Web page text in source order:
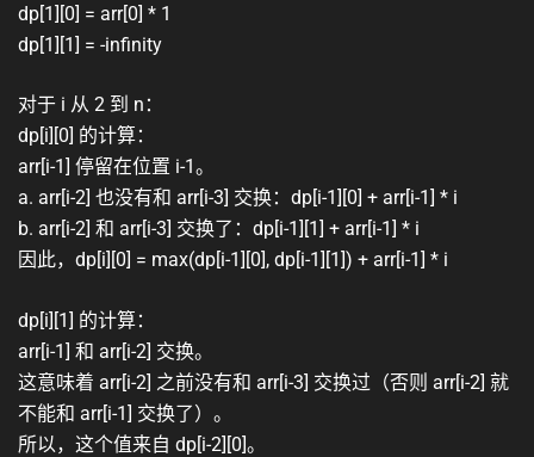
dp[1][0] = arr[0] * 1
dp[1][1] = -infinity
对于 i 从 2 到 n：
dp[i][0] 的计算：
arr[i-1] 停留在位置 i-1。
a. arr[i-2] 也没有和 arr[i-3] 交换：dp[i-1][0] + arr[i-1] * i
b. arr[i-2] 和 arr[i-3] 交换了：dp[i-1][1] + arr[i-1] * i
因此，dp[i][0] = max(dp[i-1][0], dp[i-1][1]) + arr[i-1] * i
dp[i][1] 的计算：
arr[i-1] 和 arr[i-2] 交换。
这意味着 arr[i-2] 之前没有和 arr[i-3] 交换过（否则 arr[i-2] 就
不能和 arr[i-1] 交换了）。
所以，这个值来自 dp[i-2][0]。